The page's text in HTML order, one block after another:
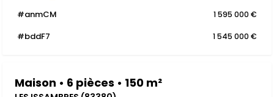
#anmCM 1 595 000 €
#bddF7 1 545 000 €
Maison • 6 pièces • 150 m²